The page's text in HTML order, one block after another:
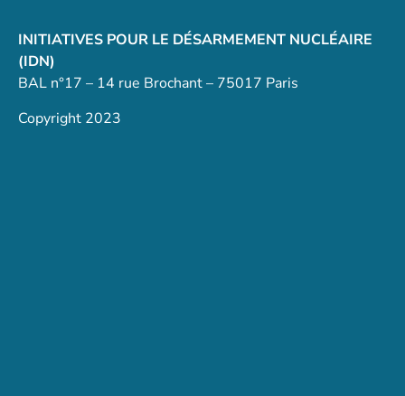
INITIATIVES POUR LE DÉSARMEMENT NUCLÉAIRE
(IDN)
BAL n°17 – 14 rue Brochant – 75017 Paris
Copyright 2023